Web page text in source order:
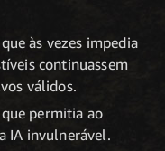
às vezes impedia
continuassem
válidos.
permitia ao
IA invulnerável.